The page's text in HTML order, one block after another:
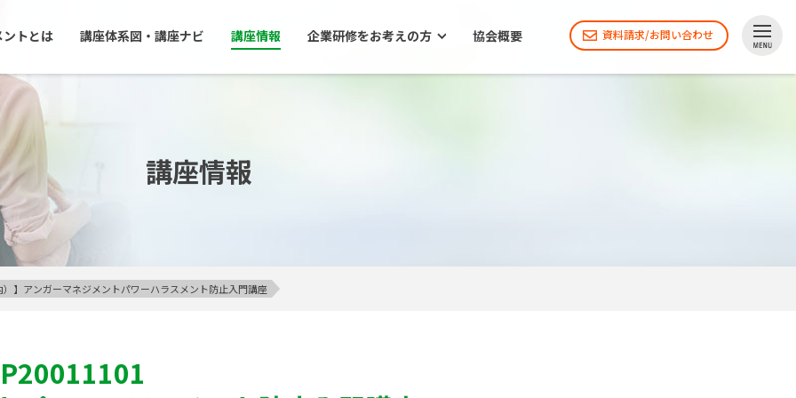
トとは 講座体系図・講座ナビ 講座情報 企業研修をお考えの方 協会概要 資料請求/お問い合わせ
講座情報
）】アンガーマネジメントパワーハラスメント防止入門講座
P20011101